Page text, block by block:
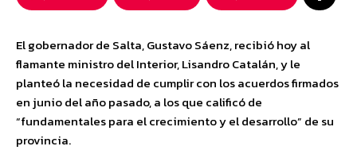
El gobernador de Salta, Gustavo Sáenz, recibió hoy al
flamante ministro del Interior, Lisandro Catalán, y le
planteó la necesidad de cumplir con los acuerdos firmados
en junio del año pasado, a los que calificó de
“fundamentales para el crecimiento y el desarrollo” de su
provincia.